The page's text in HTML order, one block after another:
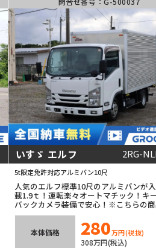
いすゞ エルフ 2RG-
5t限定免許対応アルミバン10尺
人気のエルフ標準10尺のアルミバンが
載1.9ｔ！運転楽々オートマチック！キ
バックカメラ装備で安心！※こちらの
城坂東展示場にございますのでまずはお
本体価格 280万円(税抜)
308万円(税込)